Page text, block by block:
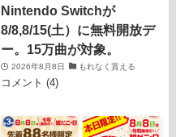
Nintendo Switchが
8/8,8/15(土）に無料開放デ
ー。15万曲が対象。
2026年8月8日 もれなく貰える
コメント (4)